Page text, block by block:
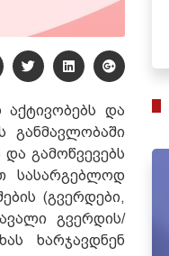
აქტივობებს და
განმავლობაში
გამოწვევებს
სასარგებლოდ
(გვერდები,
გვერდის/
ხარჯავდნენ